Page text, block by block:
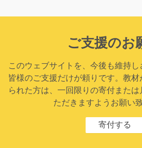
ご支援のお
このウェブサイトを、今後も維持し
皆様のご支援だけが頼りです。教
られた方は、一回限りの寄付また
ただきますようお願い
寄付する